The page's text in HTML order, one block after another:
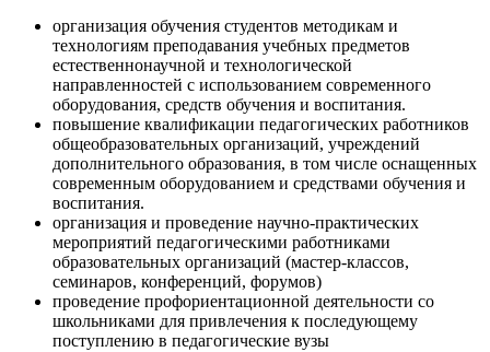
организация обучения студентов методикам и
технологиям преподавания учебных предметов
естественнонаучной и технологической
направленностей с использованием современного
оборудования, средств обучения и воспитания.
повышение квалификации педагогических работников
общеобразовательных организаций, учреждений
дополнительного образования, в том числе оснащенных
современным оборудованием и средствами обучения и
воспитания.
организация и проведение научно-практических
мероприятий педагогическими работниками
образовательных организаций (мастер-классов,
семинаров, конференций, форумов)
проведение профориентационной деятельности со
школьниками для привлечения к последующему
поступлению в педагогические вузы